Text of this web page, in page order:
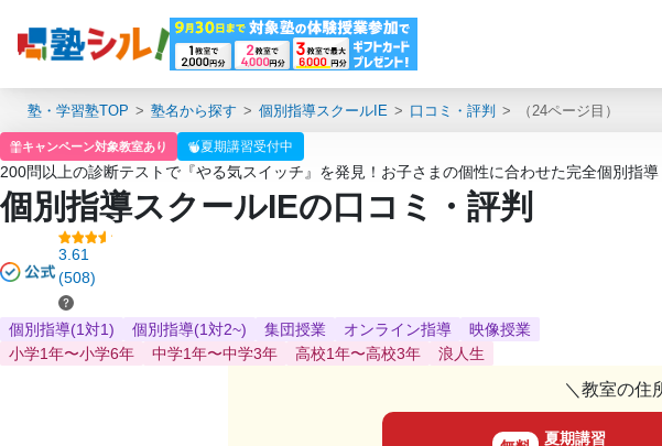
塾・学習塾TOP 塾名から探す 個別指導スクールIE 口コミ・評判 （24ページ目）
キャンペーン対象教室あり 夏期講習受付中
200問以上の診断テストで『やる気スイッチ』を発見！お子さまの個性に合わせた完全個別指導
個別指導スクールIEの口コミ・評判
3.61
(508)
個別指導(1対1) 個別指導(1対2~) 集団授業 オンライン指導
映像授業
小学1年〜小学6年
中学1年〜中学3年 高校1年〜高校3年 浪人生
＼教室の住
夏期講習